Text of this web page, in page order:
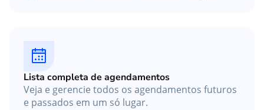
Lista completa de agendamentos
Veja e gerencie todos os agendamentos futuros
e passados em um só lugar.